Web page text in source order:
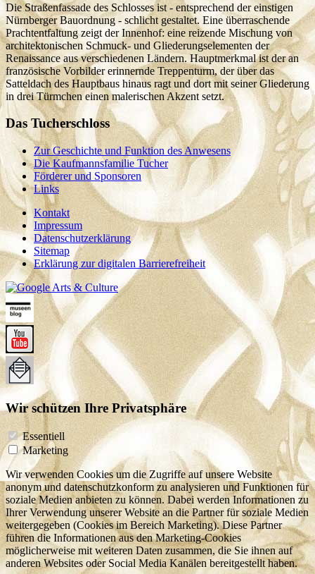
Die Straßenfassade des Schlosses ist - entsprechend der einstigen
Nürnberger Bauordnung - schlicht gestaltet. Eine überraschende
Prachtentfaltung zeigt der Innenhof: eine reizende Mischung von
architektonischen Schmuck- und Gliederungselementen der
Renaissance aus verschiedenen Ländern. Hauptmerkmal ist der an
französische Vorbilder erinnernde Treppenturm, der über das
Satteldach des Hauptbaus hinaus ragt und dort mit seiner Gliederung
in drei Türmchen einen malerischen Akzent setzt.
Das Tucherschloss
Zur Geschichte und Funktion des Anwesens
Die Kaufmannsfamilie Tucher
Förderer und Sponsoren
Links
Kontakt
Impressum
Datenschutzerklärung
Sitemap
Erklärung zur digitalen Barrierefreiheit
Wir schützen Ihre Privatsphäre
Essentiell
Marketing
Wir verwenden Cookies um die Zugriffe auf unsere Website
anonym und datenschutzkonform zu analysieren und Funktionen für
soziale Medien anbieten zu können. Dabei werden Informationen zu
Ihrer Verwendung unserer Website an die Partner für soziale Medien
weitergegeben (Cookies im Bereich Marketing). Diese Partner
führen die Informationen aus den Marketing-Cookies
möglicherweise mit weiteren Daten zusammen, die Sie ihnen auf
anderen Websites oder Social Media Kanälen bereitgestellt haben.